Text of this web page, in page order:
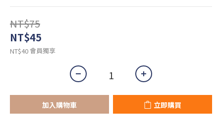
NT$75
NT$45
NT$40會員獨享
加入購物車 立即購買